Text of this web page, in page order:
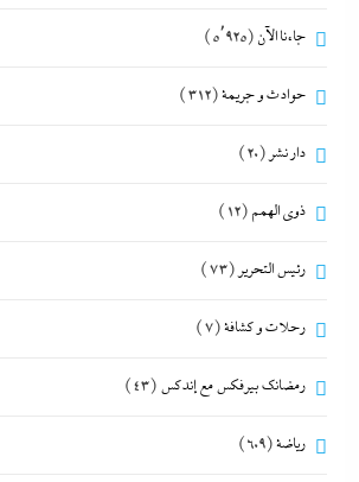
جاءنا الآن (5٬925)
حوادث و جريمة(312)
دار نشر (20)
ذوى الهمم (12)
رئيس التحرير (73)
رحلات و كشافة(7)
رمضانك بيرفكس مع إندكس (43)
رياضة(609)